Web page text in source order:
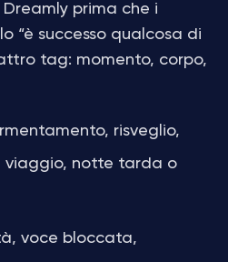
Dreamly prima che i
“è successo qualcosa di
tag: momento, corpo,
risveglio,
viaggio, notte tarda o
voce bloccata,